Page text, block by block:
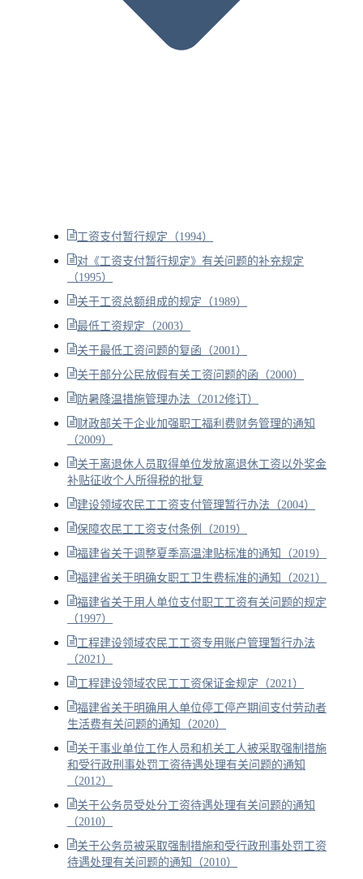
工资支付暂行规定（1994）
对《工资支付暂行规定》有关问题的补充规定
（1995）
关于工资总额组成的规定（1989）
最低工资规定（2003）
关于最低工资问题的复函（2001）
关于部分公民放假有关工资问题的函（2000）
防暑降温措施管理办法（2012修订）
财政部关于企业加强职工福利费财务管理的通知
（2009）
关于离退休人员取得单位发放离退休工资以外奖金
补贴征收个人所得税的批复
建设领域农民工工资支付管理暂行办法（2004）
保障农民工工资支付条例（2019）
福建省关于调整夏季高温津贴标准的通知（2019）
福建省关于明确女职工卫生费标准的通知（2021）
福建省关于用人单位支付职工工资有关问题的规定
（1997）
工程建设领域农民工工资专用账户管理暂行办法
（2021）
工程建设领域农民工工资保证金规定（2021）
福建省关于明确用人单位停工停产期间支付劳动者
生活费有关问题的通知（2020）
关于事业单位工作人员和机关工人被采取强制措施
和受行政刑事处罚工资待遇处理有关问题的通知
（2012）
关于公务员受处分工资待遇处理有关问题的通知
（2010）
关于公务员被采取强制措施和受行政刑事处罚工资
待遇处理有关问题的通知（2010）